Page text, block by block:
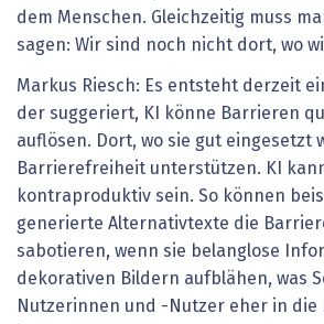
dem Menschen. Gleichzeitig muss
sagen: Wir sind noch nicht dort, wo
Markus Riesch: Es entsteht derzeit
der suggeriert, KI könne Barrieren
auflösen. Dort, wo sie gut eingesetzt
Barrierefreiheit unterstützen. KI
kontraproduktiv sein. So können
generierte Alternativtexte die
sabotieren, wenn sie belanglose
dekorativen Bildern aufblähen, was
Nutzerinnen und -Nutzer eher in die